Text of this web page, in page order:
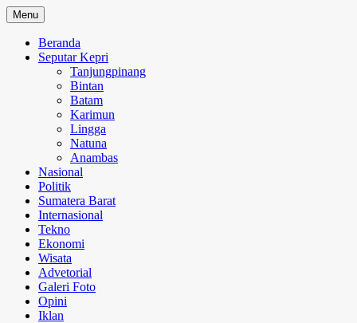
Skip
to
content
Menu
Beranda
Seputar Kepri
Tanjungpinang
Bintan
Batam
Karimun
Lingga
Natuna
Anambas
Nasional
Politik
Sumatera Barat
Internasional
Tekno
Ekonomi
Wisata
Advetorial
Galeri Foto
Opini
Iklan